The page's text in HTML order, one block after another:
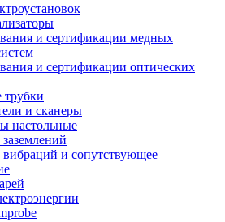
и сертификации медных
и сертификации оптических
и сканеры
настольные
и сопутствующее